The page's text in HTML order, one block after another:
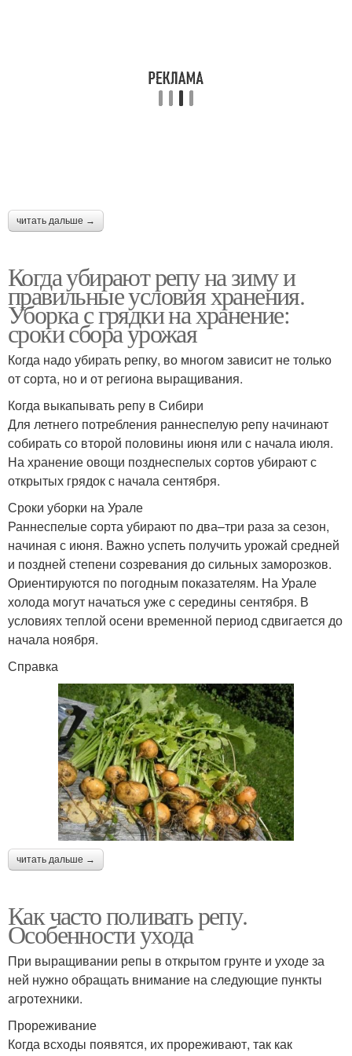
читать дальше →
Когда убирают репу на зиму и
правильные условия хранения.
Уборка с грядки на хранение:
сроки сбора урожая
Когда надо убирать репку, во многом зависит не только
от сорта, но и от региона выращивания.
Когда выкапывать репу в Сибири
Для летнего потребления раннеспелую репу начинают
собирать со второй половины июня или с начала июля.
На хранение овощи позднеспелых сортов убирают с
открытых грядок с начала сентября.
Сроки уборки на Урале
Раннеспелые сорта убирают по два–три раза за сезон,
начиная с июня. Важно успеть получить урожай средней
и поздней степени созревания до сильных заморозков.
Ориентируются по погодным показателям. На Урале
холода могут начаться уже с середины сентября. В
условиях теплой осени временной период сдвигается до
начала ноября.
Справка
читать дальше →
Как часто поливать репу.
Особенности ухода
При выращивании репы в открытом грунте и уходе за
ней нужно обращать внимание на следующие пункты
агротехники.
Прореживание
Когда всходы появятся, их прореживают, так как